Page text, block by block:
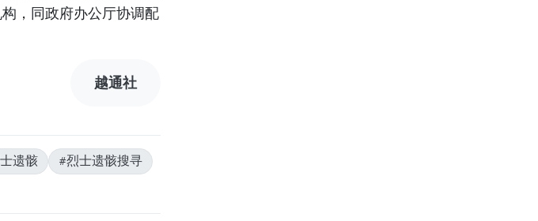
，同政府办公厅协调配
越通社
遗骸
#烈士遗骸搜寻